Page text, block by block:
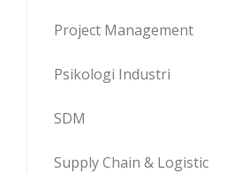
Project Management
Psikologi Industri
SDM
Supply Chain & Logistic